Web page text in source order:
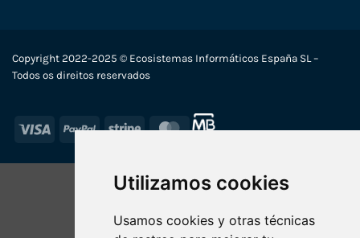
Utilizamos cookies
Usamos cookies y otras técnicas
Copyright 2022-2025 © Ecosistemas Informáticos España SL –
Todos os direitos reservados
Visa PayPal Stripe MasterCard